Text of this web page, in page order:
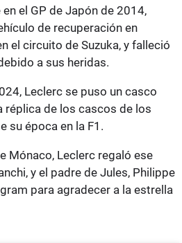
el GP de Japón de 2014,
de recuperación en
el circuito de Suzuka, y falleció
a sus heridas.
Leclerc se puso un casco
réplica de los cascos de los
su época en la F1.
Mónaco, Leclerc regaló ese
y el padre de Jules, Philippe
para agradecer a la estrella